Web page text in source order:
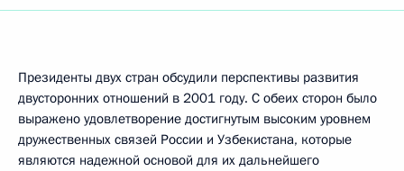
Президенты двух стран обсудили перспективы развития
двусторонних отношений в 2001 году. С обеих сторон было
выражено удовлетворение достигнутым высоким уровнем
дружественных связей России и Узбекистана, которые
являются надежной основой для их дальнейшего